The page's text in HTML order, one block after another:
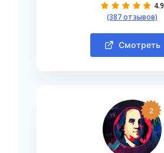
4.9
(387 отзывов)
Смотреть
2